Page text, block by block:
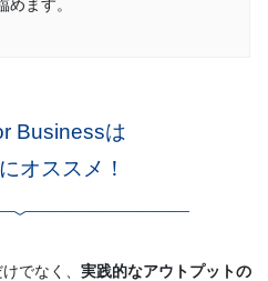
Businessは
オススメ！
でなく、 実践的なアウトプットの